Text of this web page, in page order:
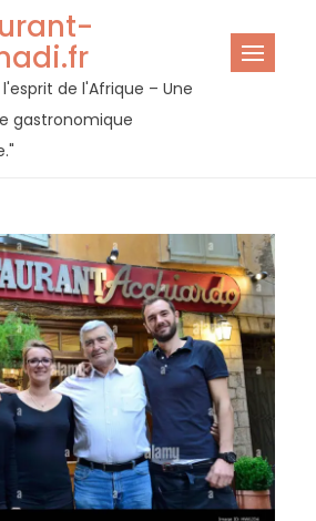
de l'Afrique – Une
gastronomique